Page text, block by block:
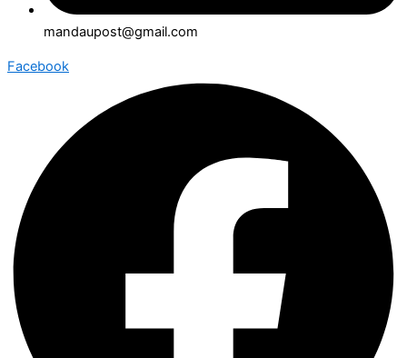
mandaupost@gmail.com
Facebook